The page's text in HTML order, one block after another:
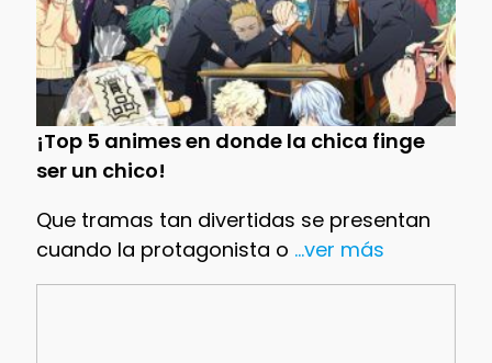
¡Top 5 animes en donde la chica finge
ser un chico!
Que tramas tan divertidas se presentan
cuando la protagonista o ...ver más